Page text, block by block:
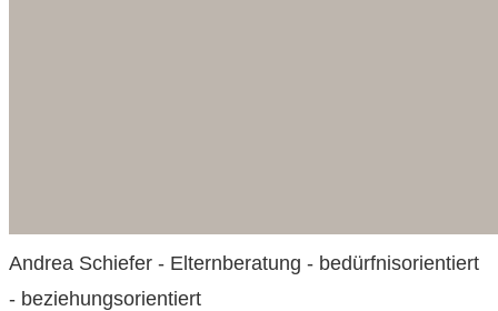
Andrea Schiefer - Elternberatung - bedürfnisorientiert
- beziehungsorientiert